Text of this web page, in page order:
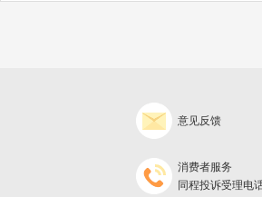
意见反馈
消费者服务
同程投诉受理电